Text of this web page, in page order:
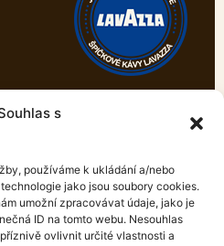
s
používáme k ukládání a/nebo
jako jsou soubory cookies.
umožní zpracovávat údaje, jako je
ID na tomto webu. Nesouhlas
ovlivnit určité vlastnosti a